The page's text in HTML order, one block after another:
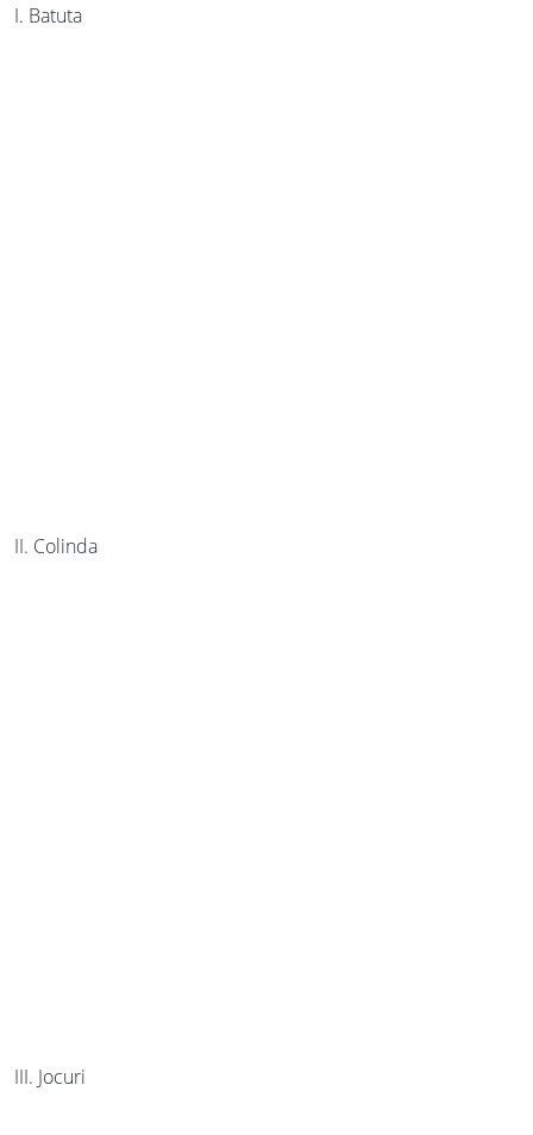
I. Batuta
II. Colinda
III. Jocuri